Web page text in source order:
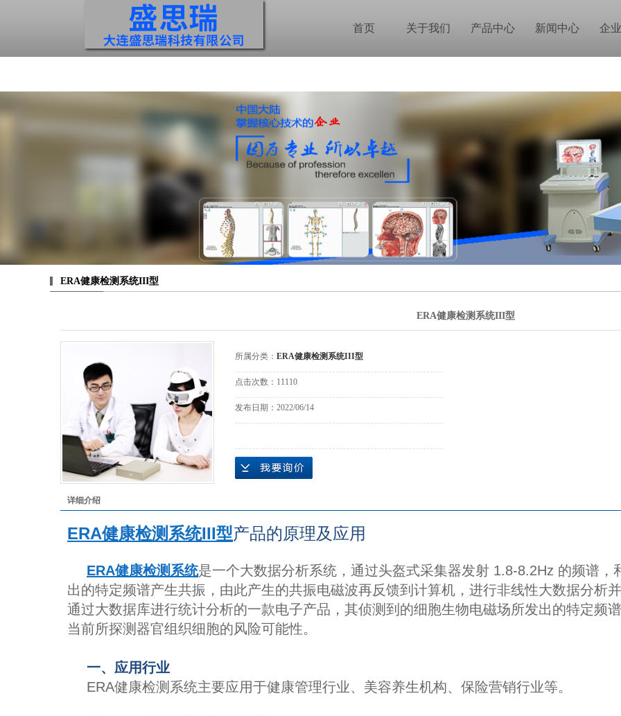
首页 关于我们
联系我们
产品中心 新闻中心
行业新闻
企
ERA健康检测系统III型
ERA健康检测系统III型
所属分类： ERA健康检测系统III型
点击次数： 11110
发布日期： 2022/06/14
详细介绍
ERA健康检测系统III型产品的原理及应用
ERA健康检测系统是一个大数据分析系统，通过头盔式采集器发射 1.8-8.2Hz 的频谱
出的特定频谱产生共振，由此产生的共振电磁波再反馈到计算机，进行非线性大数据分析
通过大数据库进行统计分析的一款电子产品，其侦测到的细胞生物电磁场所发出的特定频
当前所探测器官组织细胞的风险可能性。
一、应用行业
ERA健康检测系统主要应用于健康管理行业、美容养生机构、保险营销行业等。